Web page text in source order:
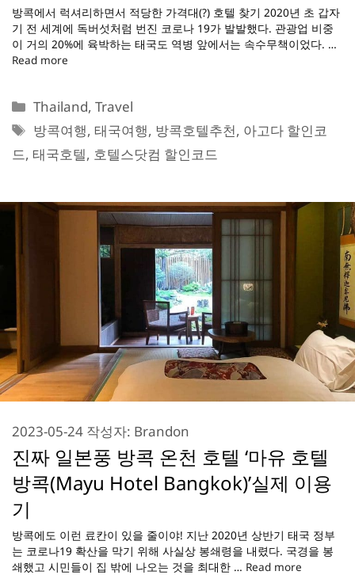
방콕에서 럭셔리하면서 적당한 가격대(?) 호텔 찾기 2020년 초 갑자
기 전 세계에 독버섯처럼 번진 코로나 19가 발발했다. 관광업 비중
이 거의 20%에 육박하는 태국도 역병 앞에서는 속수무책이었다. …
Read more
카
테
고
리
Thailand,Travel
태
그
방콕여행,태국여행, 방콕호텔추천, 아고다 할인코
드, 태국호텔, 호텔스닷컴 할인코드
진짜 일본풍 방콕 온천 호텔 ‘마유 호텔
방콕(Mayu Hotel Bangkok)’실제 이용
기
2023-05-24 작성자: Brandon
방콕에도 이런 료칸이 있을 줄이야! 지난 2020년 상반기 태국 정부
는 코로나19 확산을 막기 위해 사실상 봉쇄령을 내렸다. 국경을 봉
쇄했고 시민들이 집 밖에 나오는 것을 최대한 … Read more